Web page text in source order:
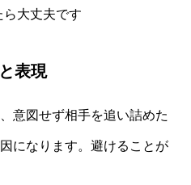
大丈夫です
表現
意図せず相手を追い詰めた
になります。避けることが